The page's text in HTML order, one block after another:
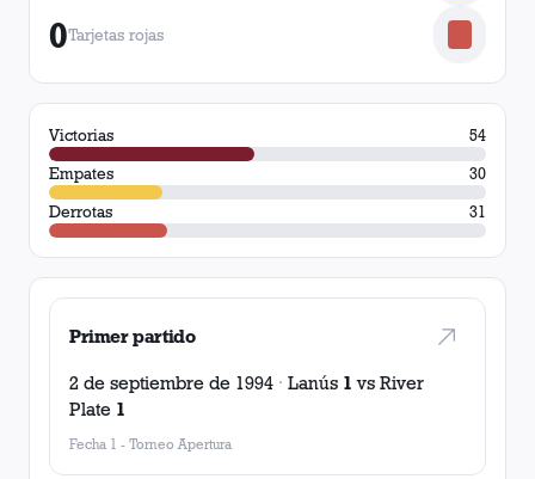
0Tarjetas rojas
Victorias
54
Empates
30
Derrotas
31
Primer partido
2 de septiembre de 1994 · Lanús 1 vs River
Plate 1
Fecha 1 - Torneo Apertura